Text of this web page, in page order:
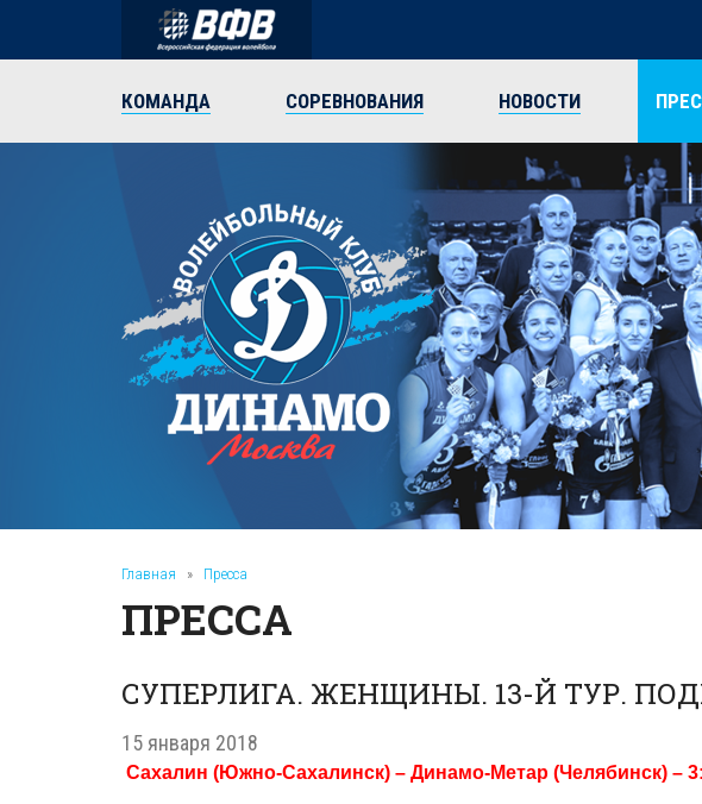
КОМАНДА СОРЕВНОВАНИЯ НОВОСТИ
Главная » Пресса
ПРЕССА
СУПЕРЛИГА. ЖЕНЩИНЫ. 13-Й ТУР.
15 января 2018
Сахалин (Южно-Сахалинск) – Динамо-Метар (Челябинск) –